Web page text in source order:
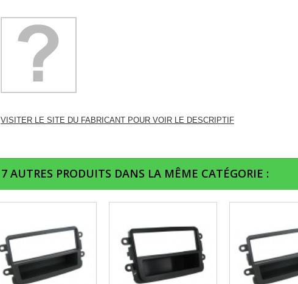
VISITER LE SITE DU FABRICANT POUR VOIR LE DESCRIPTIF
7 AUTRES PRODUITS DANS LA MÊME CATÉGORIE :